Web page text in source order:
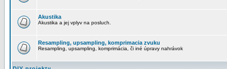
Akustika
Akustika a jej vplyv na posluch.
Resampling, upsampling, komprimacia zvuku
Resampling, upsampling, komprimácia, či iné úpravy nahrávok